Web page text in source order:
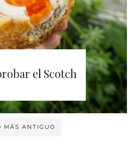
el Scotch
MÁS ANTIGUO